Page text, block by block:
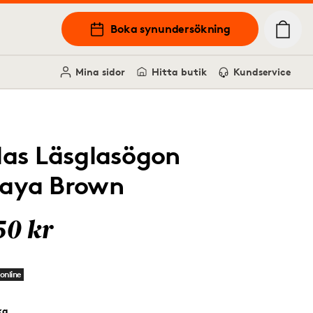
Boka synundersökning
Mina sidor Hitta butik Kundservice
Läsglasögon
Brown
kr